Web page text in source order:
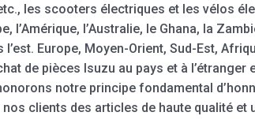
les scooters électriques et les vélos
l’Amérique, l’Australie, le Ghana, la
Europe, Moyen-Orient, Sud-Est,
de pièces Isuzu au pays et à
notre principe fondamental
clients des articles de haute qualité et